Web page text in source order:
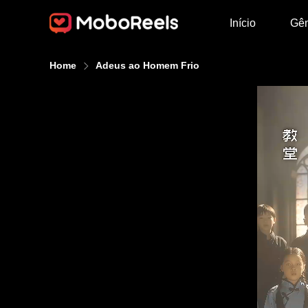
Início
Home Adeus ao Homem Frio